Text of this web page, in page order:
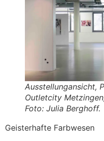
Ausstellungansicht,
Outletcity
Foto: Julia Berghoff.
Geisterhafte Farbwesen